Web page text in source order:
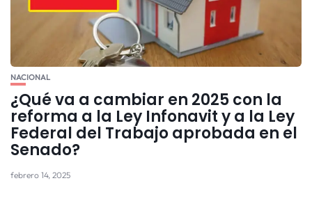
NACIONAL
¿Qué va a cambiar en 2025 con la
reforma a la Ley Infonavit y a la Ley
Federal del Trabajo aprobada en el
Senado?
febrero 14, 2025